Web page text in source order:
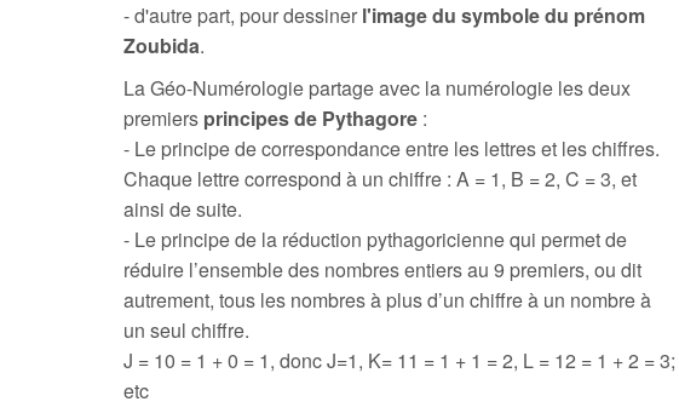
- d'autre part, pour dessiner l'image du symbole du prénom
Zoubida.
La Géo-Numérologie partage avec la numérologie les deux
premiers principes de Pythagore :
- Le principe de correspondance entre les lettres et les chiffres.
Chaque lettre correspond à un chiffre : A = 1, B = 2, C = 3, et
ainsi de suite.
- Le principe de la réduction pythagoricienne qui permet de
réduire l’ensemble des nombres entiers au 9 premiers, ou dit
autrement, tous les nombres à plus d’un chiffre à un nombre à
un seul chiffre.
J = 10 = 1 + 0 = 1, donc J=1, K= 11 = 1 + 1 = 2, L = 12 = 1 + 2 = 3;
etc